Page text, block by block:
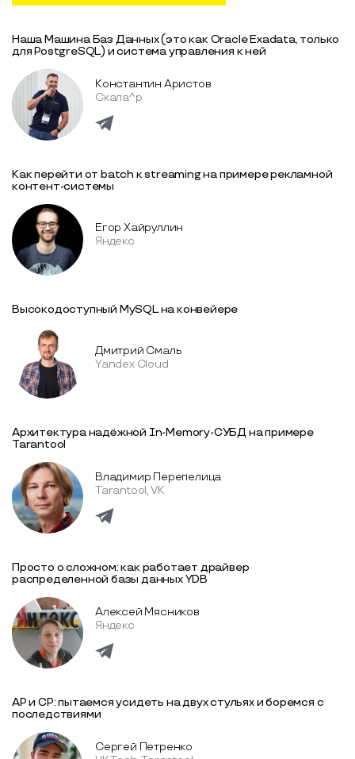
Наша Машина Баз Данных (это как Oracle Exadata, только
для PostgreSQL) и система управления к ней
Константин Аристов
Скала^р
Как перейти от batch к streaming на примере рекламной
контент-системы
Егор Хайруллин
Яндекс
Высокодоступный MySQL на конвейере
Дмитрий Смаль
Yandex Cloud
Архитектура надёжной In-Memory-СУБД на примере
Tarantool
Владимир Перепелица
Tarantool, VK
Просто о сложном: как работает драйвер
распределенной базы данных YDB
Алексей Мясников
Яндекс
AP и CP: пытаемся усидеть на двух стульях и боремся с
последствиями
Сергей Петренко